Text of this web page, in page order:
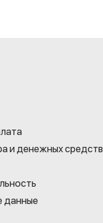
и денежных средств
данные